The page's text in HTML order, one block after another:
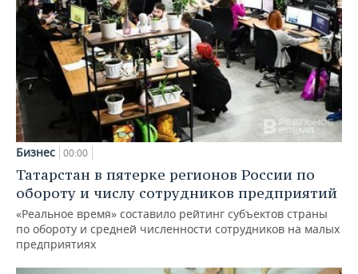
Бизнес 00:00
Татарстан в пятерке регионов России по
обороту и числу сотрудников предприятий
«Реальное время» составило рейтинг субъектов страны
по обороту и средней численности сотрудников на малых
предприятиях